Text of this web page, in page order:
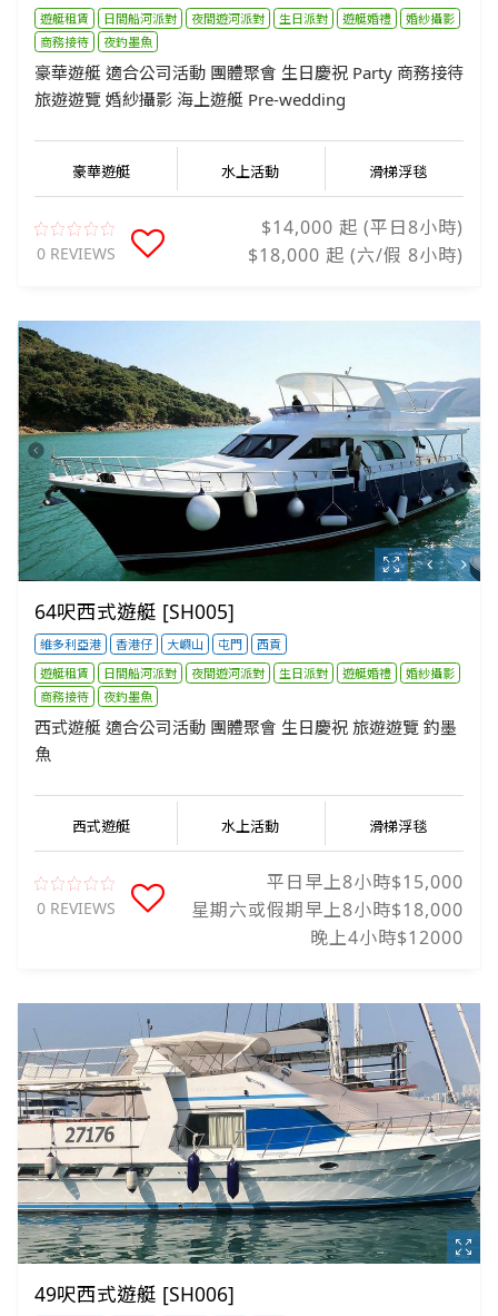
遊艇租賃 日間船河派對 夜間遊河派對 生日派對 遊艇婚禮
婚紗攝影
商務接待
夜釣墨魚
豪華遊艇 適合公司活動 團體聚會 生日慶祝 Party 商務接待
旅遊遊覽 婚紗攝影 海上遊艇 Pre-wedding
豪華遊艇 水上活動 滑梯浮毯
0 REVIEWS
$14,000 起 (平日8小時)
$18,000 起 (六/假 8小時)
64呎西式遊艇 [SH005]
維多利亞港 香港仔 大嶼山 屯門
西貢
遊艇租賃
日間船河派對 夜間遊河派對 生日派對 遊艇婚禮
婚紗攝影
商務接待
夜釣墨魚
西式遊艇 適合公司活動 團體聚會 生日慶祝 旅遊遊覽 釣墨
魚
西式遊艇 水上活動 滑梯浮毯
0 REVIEWS
平日早上8小時$15,000
星期六或假期早上8小時$18,000
晚上4小時$12000
49呎西式遊艇 [SH006]